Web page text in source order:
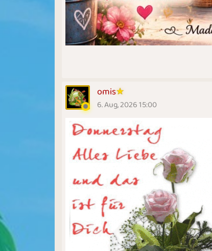
omis
6. Aug, 2026 15:00